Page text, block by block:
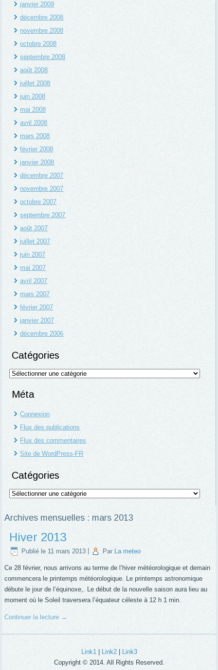
janvier 2009
décembre 2008
novembre 2008
octobre 2008
septembre 2008
août 2008
juillet 2008
juin 2008
mai 2008
avril 2008
mars 2008
février 2008
janvier 2008
décembre 2007
novembre 2007
octobre 2007
septembre 2007
août 2007
juillet 2007
juin 2007
mai 2007
avril 2007
mars 2007
février 2007
janvier 2007
décembre 2006
Catégories
Catégories
Méta
Connexion
Flux des publications
Flux des commentaires
Site de WordPress-FR
Catégories
Catégories
Archives mensuelles : mars 2013
Hiver 2013
Publié le 11 mars 2013 Par La meteo
Ce 28 février, nous arrivons au terme de l’hiver météorologique et demain
commencera le printemps météorologique. Le printemps astronomique
débute le jour de l’équinoxe,. Le début de la nouvelle saison aura lieu au
moment où le Soleil traversera l’équateur céleste à 12 h 1 min.
Continuer la lecture →
Link1 Link2|
Link3
Copyright © 2014. All Rights Reserved.